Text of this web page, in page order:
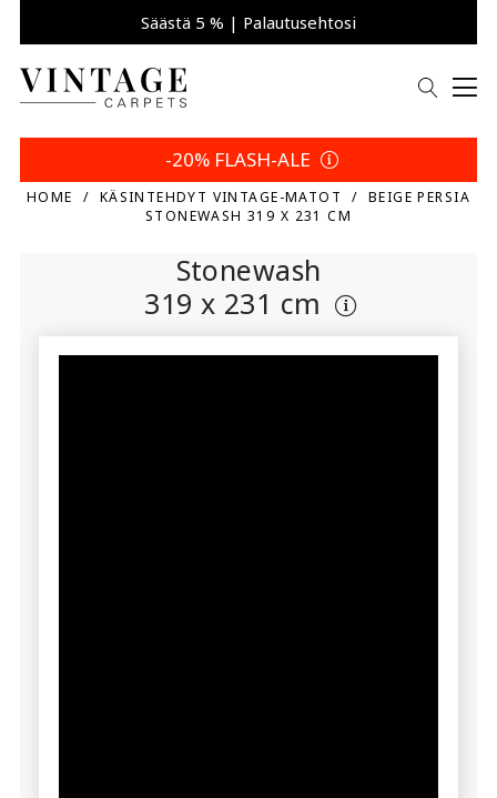
Säästä 5 % | Palautusehtosi
-20% FLASH-ALE
HOME KÄSINTEHDYT VINTAGE-MATOT
BEIGE PERSIA
STONEWASH 319 X 231 CM
Stonewash
319 x 231 cm